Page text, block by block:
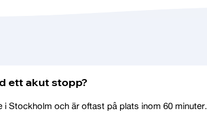
ett akut stopp?
i Stockholm och är oftast på plats inom 60 minuter.